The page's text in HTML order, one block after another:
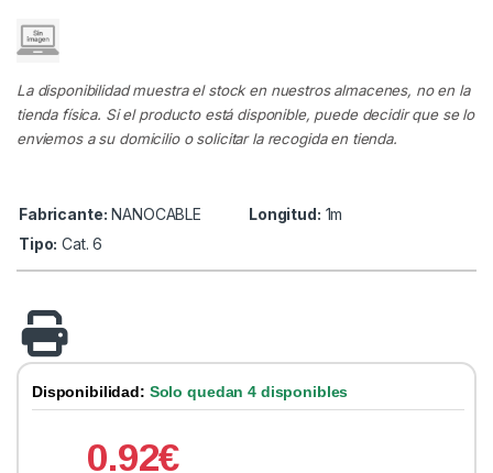
La disponibilidad muestra el stock en nuestros almacenes, no en la
tienda física. Si el producto está disponible, puede decidir que se lo
enviemos a su domicilio o solicitar la recogida en tienda.
Fabricante: NANOCABLE Longitud: 1m
Tipo: Cat. 6
Disponibilidad: Solo quedan 4 disponibles
0.92€